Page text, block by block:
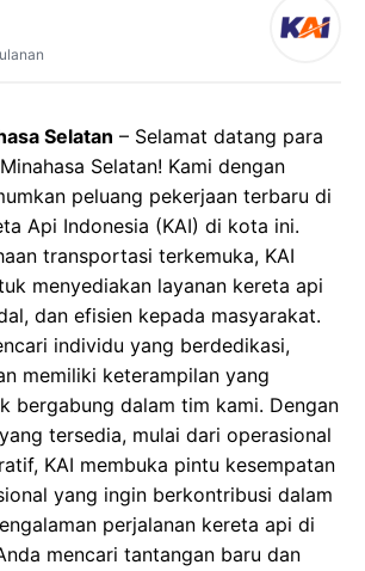
Selatan – Selamat datang para
Selatan! Kami dengan
peluang pekerjaan terbaru di
Api Indonesia (KAI) di kota ini.
transportasi terkemuka, KAI
menyediakan layanan kereta api
dan efisien kepada masyarakat.
individu yang berdedikasi,
memiliki keterampilan yang
bergabung dalam tim kami. Dengan
tersedia, mulai dari operasional
KAI membuka pintu kesempatan
yang ingin berkontribusi dalam
perjalanan kereta api di
mencari tantangan baru dan